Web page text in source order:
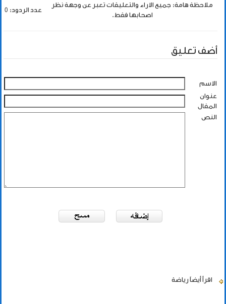
ملاحظة هامة: جميع الاراء والتعليقات تعبر عن وجهة نظر
اصحابها فقط.
عدد الردود: 0
أضف تعليق
الاسم
عنوان
المقال
النص
اقرأ أيضاً رياضة